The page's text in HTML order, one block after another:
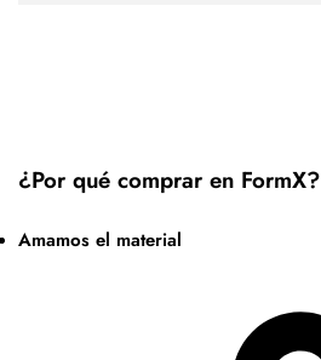
¿Por qué comprar en FormX?
Amamos el material